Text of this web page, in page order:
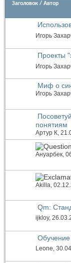
Заголовок / Автор
Игорь
Проекты
Игорь
Миф о
Игорь
понятиям
Артур К ,
Ануарбек,
Akilla ,
Qm:
ijkloy,
Обучение
Leone ,